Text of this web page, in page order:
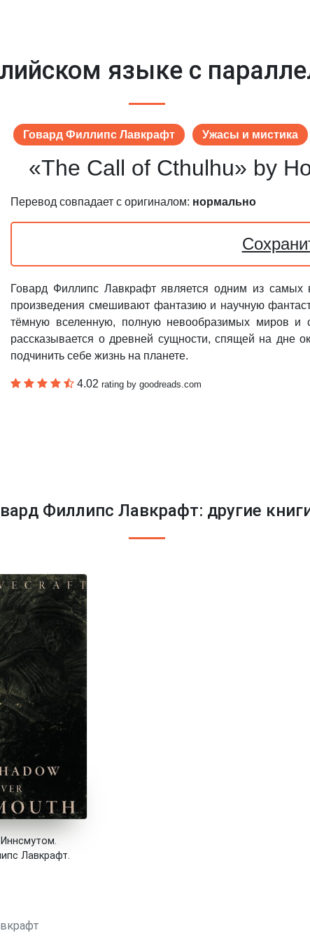
языке с
Говард Филлипс Лавкрафт Ужасы и мистика
«The Call of Cthulhu» by
Перевод совпадает с оригиналом: нормально
Говард Филлипс Лавкрафт является одним из самых
произведения смешивают фантазию и научную
тёмную вселенную, полную невообразимых миров и
рассказывается о древней сущности, спящей на дне
подчинить себе жизнь на планете.
4.02 rating by goodreads.com
Филлипс Лавкрафт: другие
Лавкрафт.